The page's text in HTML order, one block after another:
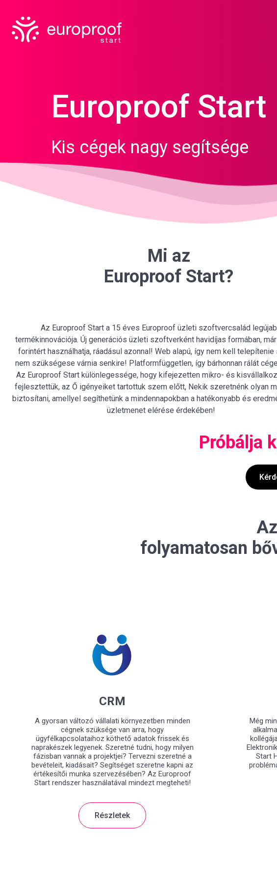
Europroof Start
Kis cégek nagy segítsége
Mi az
Europroof Start?
Az Europroof Start a 15 éves Europroof üzleti szoftvercsalád
termékinnovációja. Új generációs üzleti szoftverként havidíjas formában,
forintért használhatja, ráadásul azonnal! Web alapú, így nem kell telepítenie
nem szükségese várnia senkire! Platformfüggetlen, így bárhonnan rálát
Az Europroof Start különlegessége, hogy kifejezetten mikro- és
fejlesztettük, az Ő igényeiket tartottuk szem előtt, Nekik szeretnénk olyan
biztosítani, amellyel segíthetünk a mindennapokban a hatékonyabb és
üzletmenet elérése érdekében!
Próbálja
folyamatosan
CRM
A gyorsan változó vállalati környezetben minden
cégnek szüksége van arra, hogy
ügyfélkapcsolataihoz köthető adatok frissek és
naprakészek legyenek. Szeretné tudni, hogy milyen
fázisban vannak a projektjei? Tervezni szeretné a
bevételeit, kiadásait? Segítséget szeretne kapni az
értékesítői munka szervezésében? Az Europroof
Start rendszer használatával mindezt megteheti!
Részletek
Még
Start